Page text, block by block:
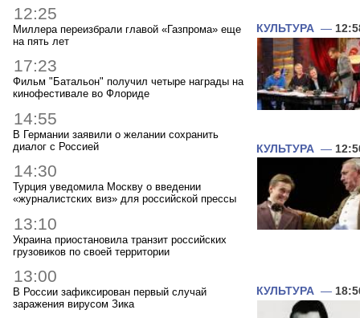
12:25
Миллера переизбрали главой «Газпрома» еще
на пять лет
17:23
Фильм "Батальон" получил четыре награды на
кинофестивале во Флориде
14:55
В Германии заявили о желании сохранить
диалог с Россией
14:30
Турция уведомила Москву о введении
«журналистских виз» для российской прессы
13:10
Украина приостановила транзит российских
грузовиков по своей территории
13:00
В России зафиксирован первый случай
заражения вирусом Зика
КУЛЬТУРА —
КУЛЬТУРА —
КУЛЬТУРА —